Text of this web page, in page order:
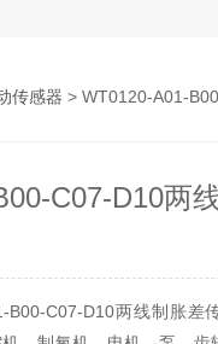
传感器 > WT0120-A01-B00-
C07-D10两
B00-C07-D10两线制胀差